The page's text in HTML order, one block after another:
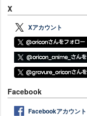
X
Xアカウント
Facebook
Facebookアカウント